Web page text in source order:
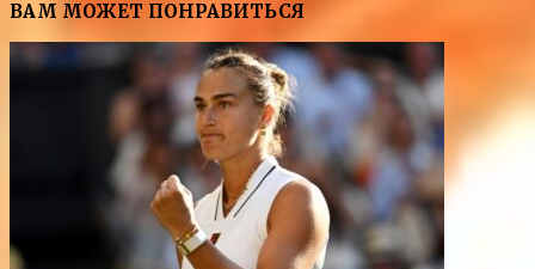
ВАМ МОЖЕТ ПОНРАВИТЬСЯ